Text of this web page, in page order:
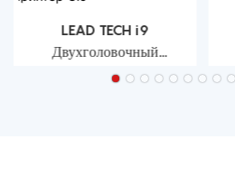
LEAD TECH i9
Двухголовочный
струйный принтер CIJ